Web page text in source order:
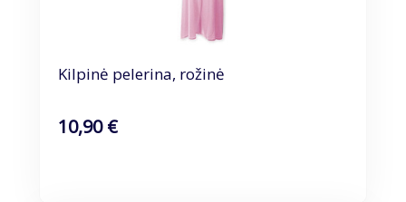
Kilpinė pelerina, rožinė
10,90 €